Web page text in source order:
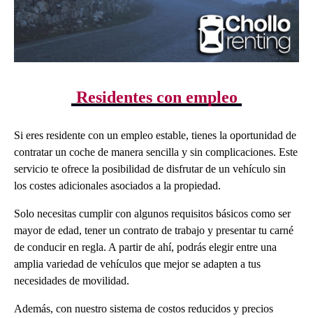
Residentes con empleo
Si eres residente con un empleo estable, tienes la oportunidad de
contratar un coche de manera sencilla y sin complicaciones. Este
servicio te ofrece la posibilidad de disfrutar de un vehículo sin
los costes adicionales asociados a la propiedad.
Solo necesitas cumplir con algunos requisitos básicos como ser
mayor de edad, tener un contrato de trabajo y presentar tu carné
de conducir en regla. A partir de ahí, podrás elegir entre una
amplia variedad de vehículos que mejor se adapten a tus
necesidades de movilidad.
Además, con nuestro sistema de costos reducidos y precios